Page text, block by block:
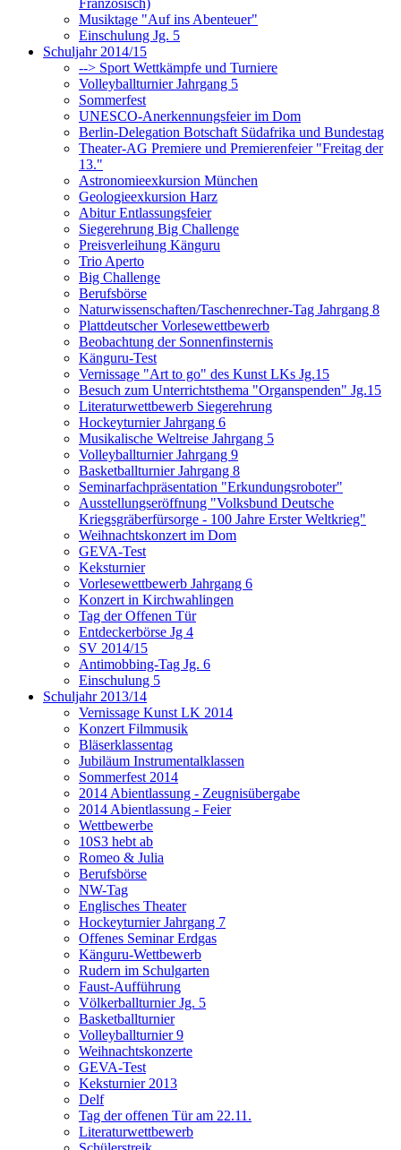
Französisch)
Musiktage "Auf ins Abenteuer"
Einschulung Jg. 5
Schuljahr 2014/15
--> Sport Wettkämpfe und Turniere
Volleyballturnier Jahrgang 5
Sommerfest
UNESCO-Anerkennungsfeier im Dom
Berlin-Delegation Botschaft Südafrika und Bundestag
Theater-AG Premiere und Premierenfeier "Freitag der
13."
Astronomieexkursion München
Geologieexkursion Harz
Abitur Entlassungsfeier
Siegerehrung Big Challenge
Preisverleihung Känguru
Trio Aperto
Big Challenge
Berufsbörse
Naturwissenschaften/Taschenrechner-Tag Jahrgang 8
Plattdeutscher Vorlesewettbewerb
Beobachtung der Sonnenfinsternis
Känguru-Test
Vernissage "Art to go" des Kunst LKs Jg.15
Besuch zum Unterrichtsthema "Organspenden" Jg.15
Literaturwettbewerb Siegerehrung
Hockeyturnier Jahrgang 6
Musikalische Weltreise Jahrgang 5
Volleyballturnier Jahrgang 9
Basketballturnier Jahrgang 8
Seminarfachpräsentation "Erkundungsroboter"
Ausstellungseröffnung "Volksbund Deutsche
Kriegsgräberfürsorge - 100 Jahre Erster Weltkrieg"
Weihnachtskonzert im Dom
GEVA-Test
Keksturnier
Vorlesewettbewerb Jahrgang 6
Konzert in Kirchwahlingen
Tag der Offenen Tür
Entdeckerbörse Jg 4
SV 2014/15
Antimobbing-Tag Jg. 6
Einschulung 5
Schuljahr 2013/14
Vernissage Kunst LK 2014
Konzert Filmmusik
Bläserklassentag
Jubiläum Instrumentalklassen
Sommerfest 2014
2014 Abientlassung - Zeugnisübergabe
2014 Abientlassung - Feier
Wettbewerbe
10S3 hebt ab
Romeo & Julia
Berufsbörse
NW-Tag
Englisches Theater
Hockeyturnier Jahrgang 7
Offenes Seminar Erdgas
Känguru-Wettbewerb
Rudern im Schulgarten
Faust-Aufführung
Völkerballturnier Jg. 5
Basketballturnier
Volleyballturnier 9
Weihnachtskonzerte
GEVA-Test
Keksturnier 2013
Delf
Tag der offenen Tür am 22.11.
Literaturwettbewerb